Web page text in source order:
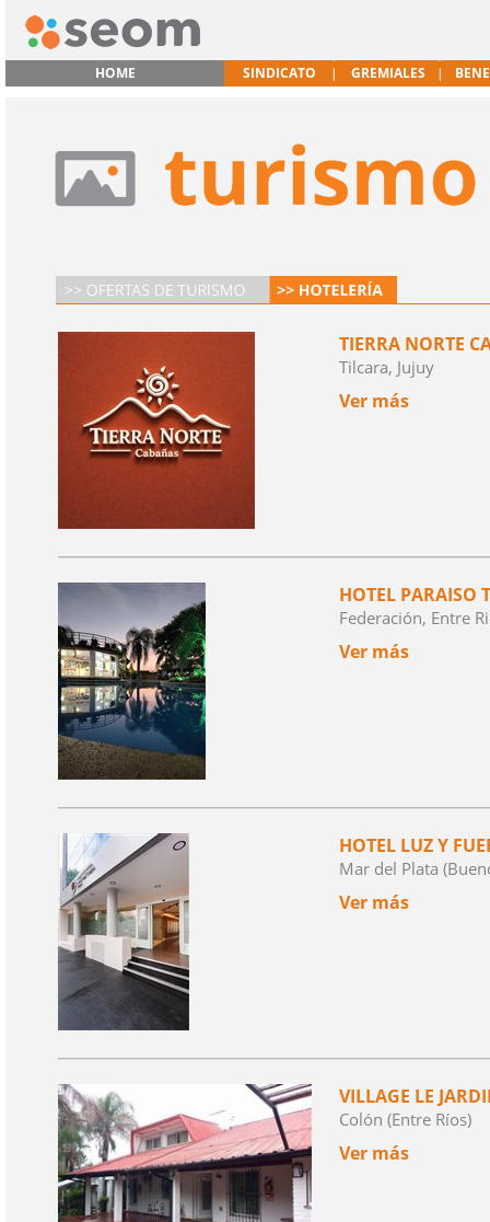
HOME SINDICATO GREMIALES
TIERRA NORTE
Tilcara, Jujuy
Ver más
HOTEL PARAISO
Federación, Entre
Ver más
HOTEL LUZ Y
Mar del Plata
Ver más
VILLAGE LE
Colón (Entre Ríos)
Ver más